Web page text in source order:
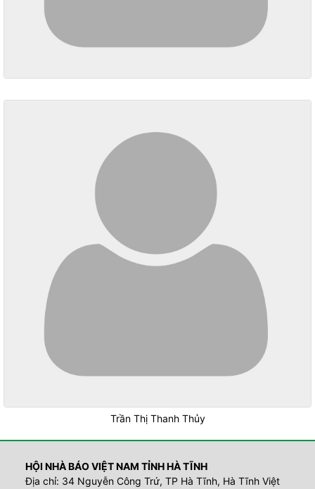
Trần Thị Thanh Thủy
HỘI NHÀ BÁO VIỆT NAM TỈNH HÀ TĨNH
Địa chỉ: 34 Nguyễn Công Trứ, TP Hà Tĩnh, Hà Tĩnh Việt